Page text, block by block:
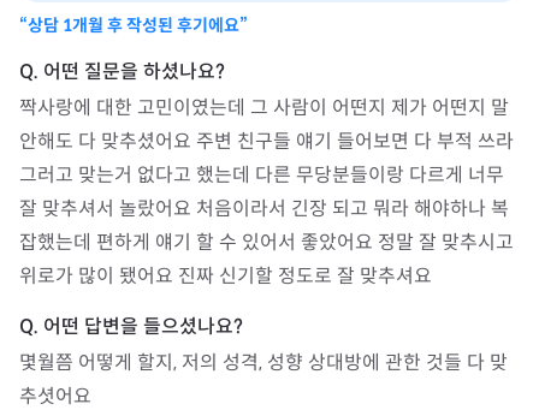
“상담 1개월 후 작성된 후기에요”
짝사랑에 대한 고민이였는데 그 사람이 어떤지 제가 어떤지 말
안해도 다 맞추셨어요 주변 친구들 얘기 들어보면 다 부적 쓰라
그러고 맞는거 없다고 했는데 다른 무당분들이랑 다르게 너무
잘 맞추셔서 놀랐어요 처음이라서 긴장 되고 뭐라 해야하나 복
잡했는데 편하게 얘기 할 수 있어서 좋았어요 정말 잘 맞추시고
위로가 많이 됐어요 진짜 신기할 정도로 잘 맞추셔요
몇월쯤 어떻게 할지, 저의 성격, 성향 상대방에 관한 것들 다 맞
추셧어요